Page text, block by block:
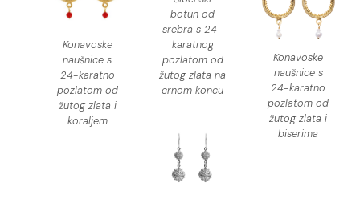
Konavoske
naušnice s
24-karatno
pozlatom od
žutog zlata i
koraljem
botun od
srebra s 24-
karatnog
pozlatom od
žutog zlata na
crnom koncu
Konavoske
naušnice s
24-karatno
pozlatom od
žutog zlata i
biserima